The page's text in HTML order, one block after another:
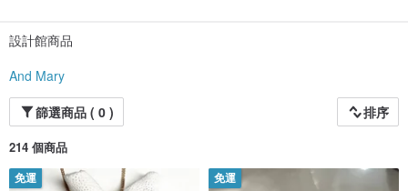
設計館商品
And Mary
篩選商品 ( 0 )
排序
214 個商品
免運 免運